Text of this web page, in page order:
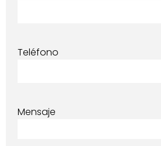
Teléfono
Mensaje